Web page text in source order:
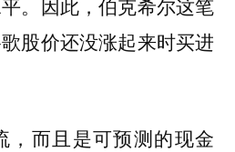
。因此，伯克希尔这笔
股价还没涨起来时买进
，而且是可预测的现金